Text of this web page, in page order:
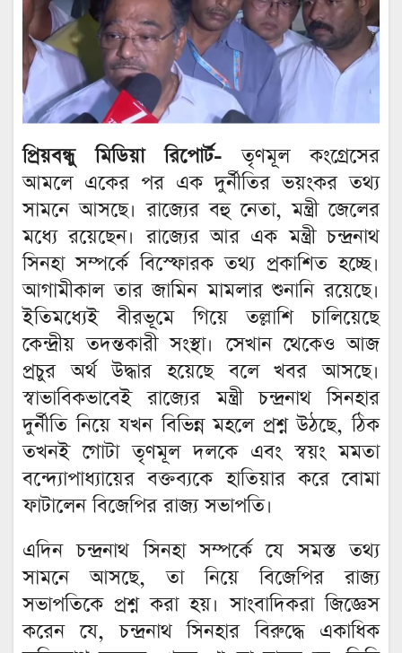
প্রিয়বন্ধু মিডিয়া রিপোর্ট- তৃণমূল কংগ্রেসের
আমলে একের পর এক দুর্নীতির ভয়ংকর তথ্য
সামনে আসছে। রাজ্যের বহু নেতা, মন্ত্রী জেলের
মধ্যে রয়েছেন। রাজ্যের আর এক মন্ত্রী চন্দ্রনাথ
সিনহা সম্পর্কে বিস্ফোরক তথ্য প্রকাশিত হচ্ছে।
আগামীকাল তার জামিন মামলার শুনানি রয়েছে।
ইতিমধ্যেই বীরভূমে গিয়ে তল্লাশি চালিয়েছে
কেন্দ্রীয় তদন্তকারী সংস্থা। সেখান থেকেও আজ
প্রচুর অর্থ উদ্ধার হয়েছে বলে খবর আসছে।
স্বাভাবিকভাবেই রাজ্যের মন্ত্রী চন্দ্রনাথ সিনহার
দুর্নীতি নিয়ে যখন বিভিন্ন মহলে প্রশ্ন উঠছে, ঠিক
তখনই গোটা তৃণমূল দলকে এবং স্বয়ং মমতা
বন্দ্যোপাধ্যায়ের বক্তব্যকে হাতিয়ার করে বোমা
ফাটালেন বিজেপির রাজ্য সভাপতি।
এদিন চন্দ্রনাথ সিনহা সম্পর্কে যে সমস্ত তথ্য
সামনে আসছে, তা নিয়ে বিজেপির রাজ্য
সভাপতিকে প্রশ্ন করা হয়। সাংবাদিকরা জিজ্ঞেস
করেন যে, চন্দ্রনাথ সিনহার বিরুদ্ধে একাধিক